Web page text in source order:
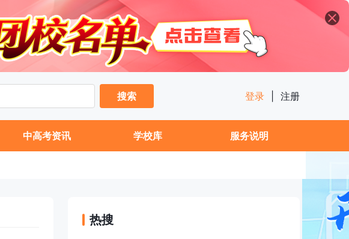
搜索
登录 注册
中高考资讯 学校库 服务说明
热搜